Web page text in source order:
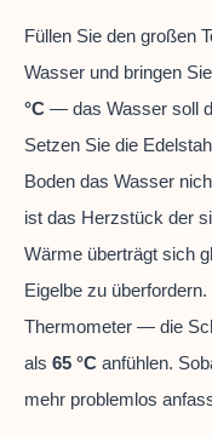
Füllen Sie den großen
Wasser und bringen
°C — das Wasser soll
Setzen Sie die
Boden das Wasser
ist das Herzstück der
Wärme überträgt sich
Eigelbe zu
Thermometer — die
als 65 °C anfühlen.
mehr problemlos